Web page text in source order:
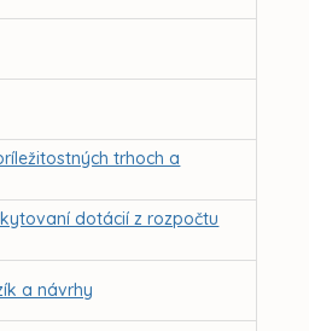
trhoch a
dotácií z rozpočtu
a návrhy